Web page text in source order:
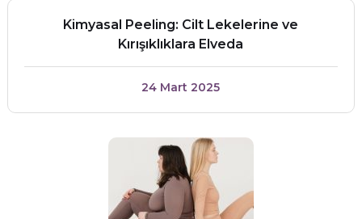
Kimyasal Peeling: Cilt Lekelerine ve
Kırışıklıklara Elveda
24 Mart 2025